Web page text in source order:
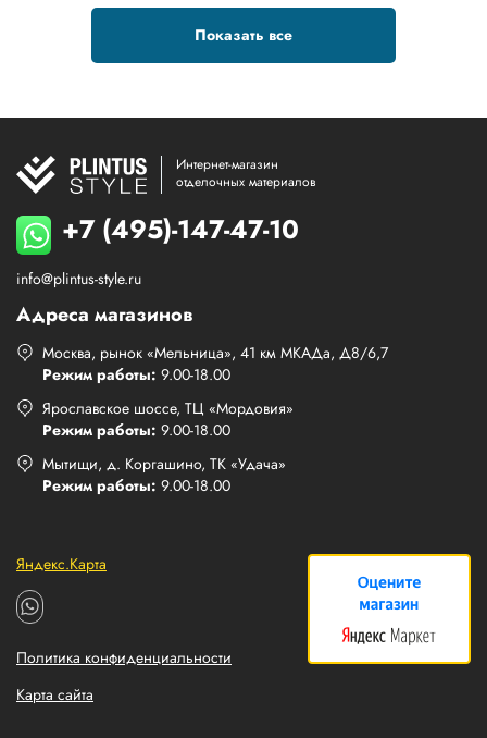
Показать все
Интернет-магазин
отделочных материалов
+7 (495)-147-47-10
info@plintus-style.ru
Адреса магазинов
Москва, рынок «Мельница», 41 км МКАДа, Д8/6,7
Режим работы: 9.00-18.00
Ярославское шоссе, ТЦ «Мордовия»
Режим работы: 9.00-18.00
Мытищи, д. Коргашино, ТК «Удача»
Режим работы: 9.00-18.00
Яндекс.Карта
Политика конфиденциальности
Карта сайта